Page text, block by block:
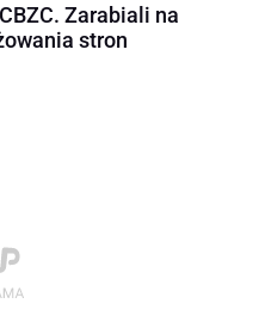
Zarabiali na
stron